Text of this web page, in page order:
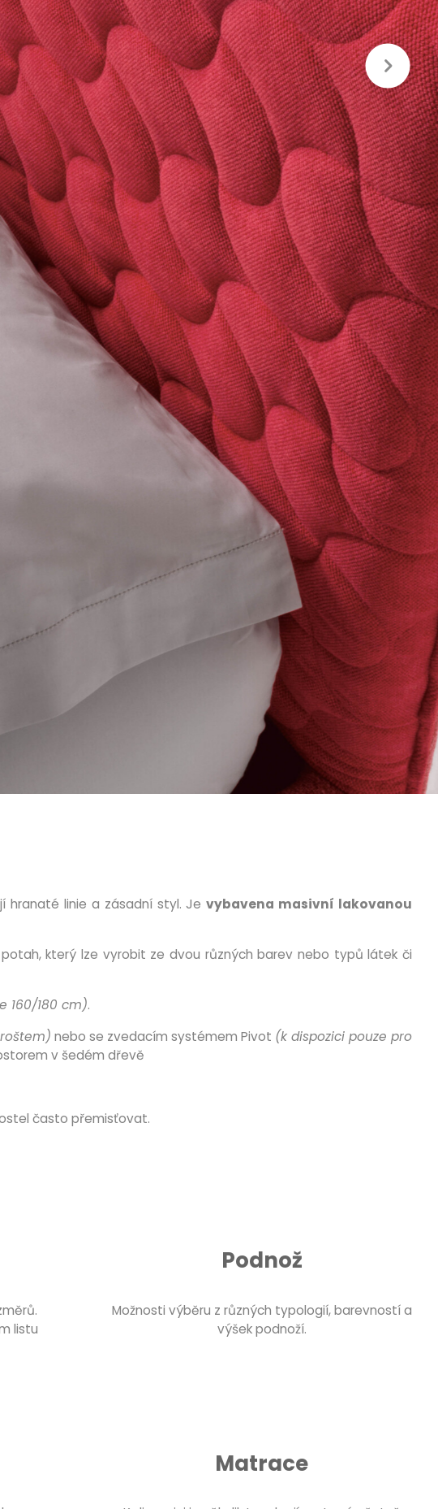
hranaté linie a zásadní styl. Jevybavena masivní lakovanou
který lze vyrobit ze dvou různých barev nebo typů látek či
160/180 cm).
nebo se zvedacím systémem Pivot (k dispozici pouze pro
v šedém dřevě
často přemisťovat.
listu
Podnož
Možnosti výběru z různých typologií, barevností a
výšek podnoží.
Matrace